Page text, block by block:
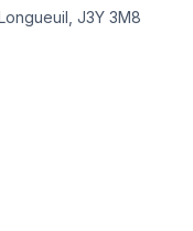
J3Y 3M8